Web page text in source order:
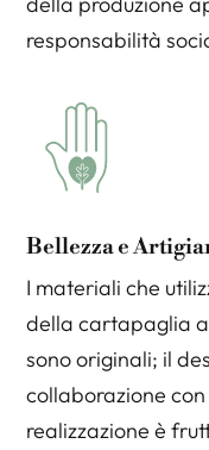
responsabilità
Bellezza e
I materiali che
della cartapaglia
sono originali; il
collaborazione
realizzazione è